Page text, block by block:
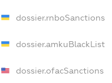
dossier.rnboSanctions
dossier.amkuBlackList
dossier.ofacSanctions